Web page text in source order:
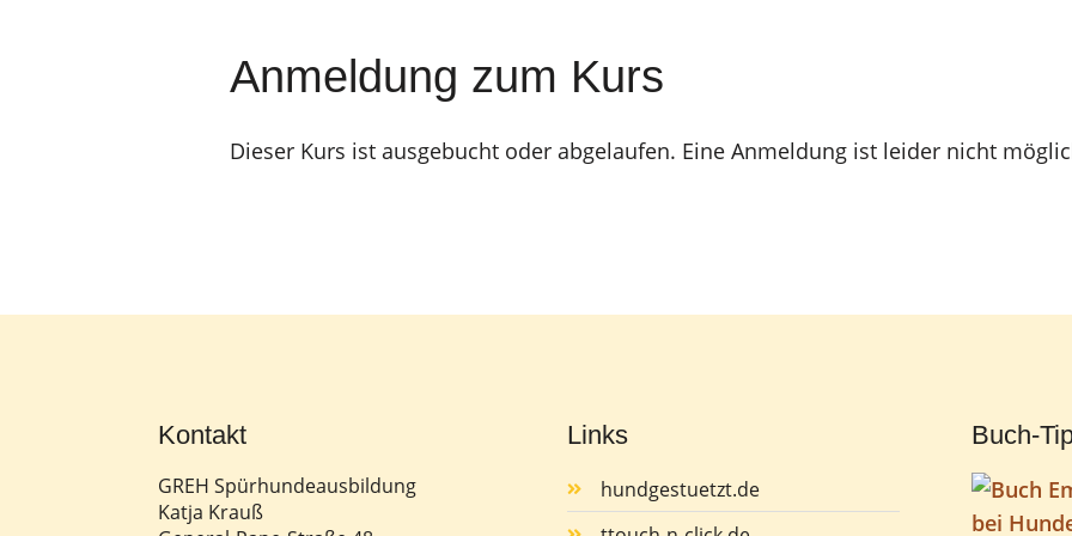
Anmeldung zum Kurs
Dieser Kurs ist ausgebucht oder abgelaufen. Eine Anmeldung ist leider nicht
Kontakt
GREH Spürhundeausbildung
Katja Krauß
Links
hundgestuetzt.de
Buch-